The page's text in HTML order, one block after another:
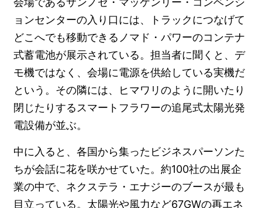
ョンセンターの入り口には、トラックにつなげて
どこへでも移動できるノマド・パワーのコンテナ
式蓄電池が展示されている。担当者に聞くと、デ
モ機ではなく、会場に電源を供給している実機だ
という。その隣には、ヒマワリのように開いたり
閉じたりするスマートフラワーの追尾式太陽光発
電設備が並ぶ。
中に入ると、各国から集ったビジネスパーソンた
ちが会話に花を咲かせていた。約100社の出展企
業の中で、ネクステラ・エナジーのブースが最も
目立っている。太陽光や風力など67GWの再エネ